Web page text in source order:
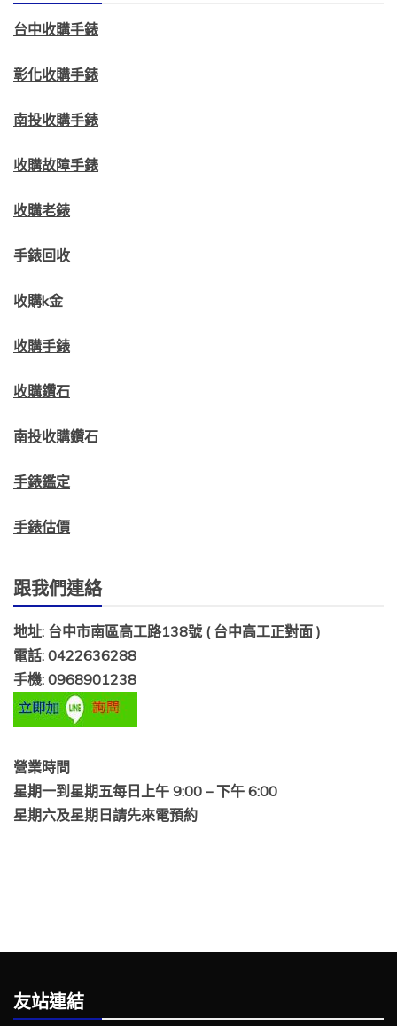
台中收購手錶
彰化收購手錶
南投收購手錶
收購故障手錶
收購老錶
手錶回收
收購k金
收購手錶
收購鑽石
南投收購鑽石
手錶鑑定
手錶估價
跟我們連絡
地址: 台中市南區高工路138號 ( 台中高工正對面 )
電話: 0422636288
手機: 0968901238
營業時間
星期一到星期五每日上午 9:00 – 下午 6:00
星期六及星期日請先來電預約
友站連結